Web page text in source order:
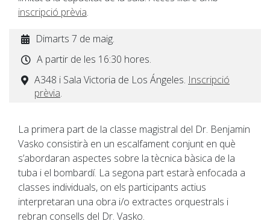
inscripció prèvia.
Dimarts 7 de maig.
A partir de les 16:30 hores.
A348 i Sala Victoria de Los Ángeles. Inscripció
prèvia.
La primera part de la classe magistral del Dr. Benjamin
Vasko consistirà en un escalfament conjunt en què
s’abordaran aspectes sobre la tècnica bàsica de la
tuba i el bombardí. La segona part estarà enfocada a
classes individuals, on els participants actius
interpretaran una obra i/o extractes orquestrals i
rebran consells del Dr. Vasko.